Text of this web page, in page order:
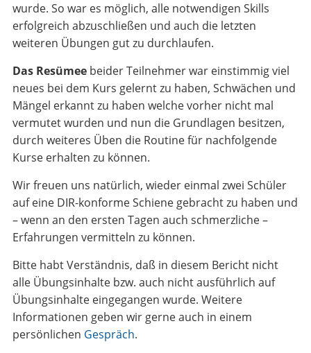
wurde. So war es möglich, alle notwendigen Skills
erfolgreich abzuschließen und auch die letzten
weiteren Übungen gut zu durchlaufen.
Das Resümeebeider Teilnehmer war einstimmig viel
neues bei dem Kurs gelernt zu haben, Schwächen und
Mängel erkannt zu haben welche vorher nicht mal
vermutet wurden und nun die Grundlagen besitzen,
durch weiteres Üben die Routine für nachfolgende
Kurse erhalten zu können.
Wir freuen uns natürlich, wieder einmal zwei Schüler
auf eine DIR-konforme Schiene gebracht zu haben und
– wenn an den ersten Tagen auch schmerzliche –
Erfahrungen vermitteln zu können.
Bitte habt Verständnis, daß in diesem Bericht nicht
alle Übungsinhalte bzw. auch nicht ausführlich auf
Übungsinhalte eingegangen wurde. Weitere
Informationen geben wir gerne auch in einem
persönlichen Gespräch.